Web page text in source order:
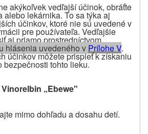
akýkoľvek vedľajší účinok, obráťte
alebo lekárnika. To sa týka aj
účinkov, ktoré nie sú uvedené v
pre používateľa. Vedľajšie
aj priamo prostredníctvom
hlásenia uvedeného v Prílohe V.
účinkov môžete prispieť k získaniu
bezpečnosti tohto lieku.
Vinorelbin „Ebewe"
mimo dohľadu a dosahu detí.